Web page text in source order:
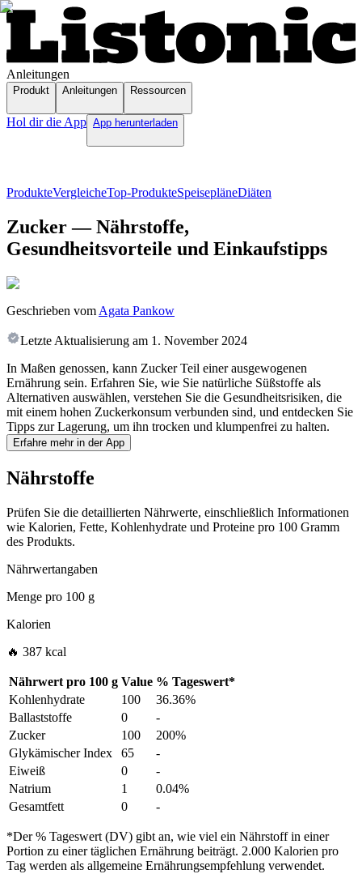
Anleitungen
Produkt Anleitungen Ressourcen
Hol dir die App App herunterladen
ProdukteVergleicheTop-ProdukteSpeisepläneDiäten
Zucker — Nährstoffe,
Gesundheitsvorteile und Einkaufstipps
Geschrieben vom Agata Pankow
Letzte Aktualisierung am 1. November 2024
In Maßen genossen, kann Zucker Teil einer ausgewogenen
Ernährung sein. Erfahren Sie, wie Sie natürliche Süßstoffe als
Alternativen auswählen, verstehen Sie die Gesundheitsrisiken, die
mit einem hohen Zuckerkonsum verbunden sind, und entdecken Sie
Tipps zur Lagerung, um ihn trocken und klumpenfrei zu halten.
Erfahre mehr in der App
Nährstoffe
Prüfen Sie die detaillierten Nährwerte, einschließlich Informationen
wie Kalorien, Fette, Kohlenhydrate und Proteine pro 100 Gramm
des Produkts.
Nährwertangaben
Menge pro 100 g
Kalorien
🔥 387 kcal
Nährwert pro 100 g Value % Tageswert*
Kohlenhydrate
100
36.36%
Ballaststoffe
0
-
Zucker
100
200%
Glykämischer Index
65
-
Eiweiß
0
-
Natrium
1
0.04%
Gesamtfett
0 -
*Der % Tageswert (DV) gibt an, wie viel ein Nährstoff in einer
Portion zu einer täglichen Ernährung beiträgt. 2.000 Kalorien pro
Tag werden als allgemeine Ernährungsempfehlung verwendet.